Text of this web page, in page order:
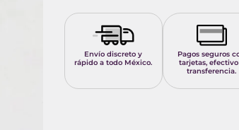
Envío discreto y
rápido a todo México.
Pagos seguros
tarjetas,
transferencia.